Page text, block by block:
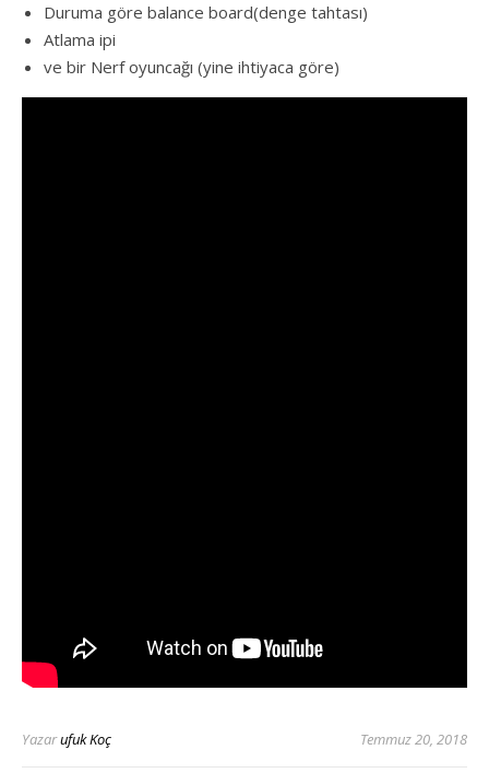
Duruma göre balance board(denge tahtası)
Atlama ipi
ve bir Nerf oyuncağı (yine ihtiyaca göre)
Yazarufuk Koç Temmuz 20, 2018